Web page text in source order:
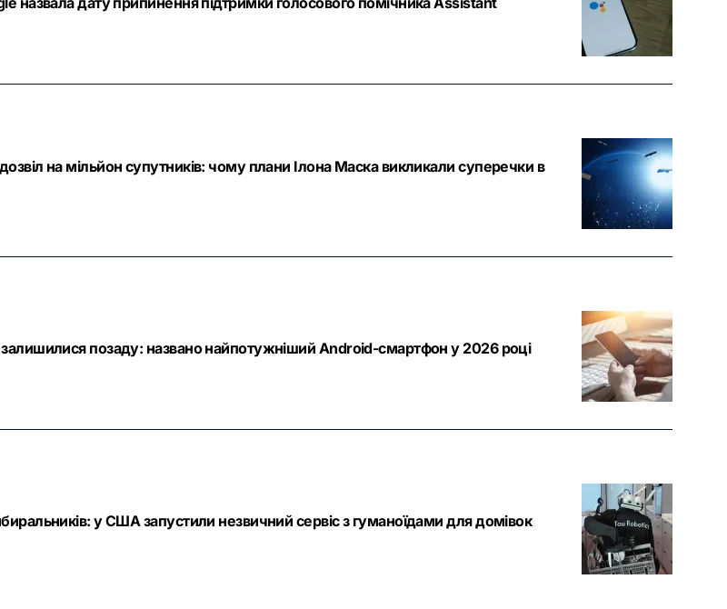
на мільйон супутників: чому плани Ілона Маска викликали суперечки в
позаду: названо найпотужніший Android-смартфон у 2026 році
у США запустили незвичний сервіс з гуманоїдами для домівок